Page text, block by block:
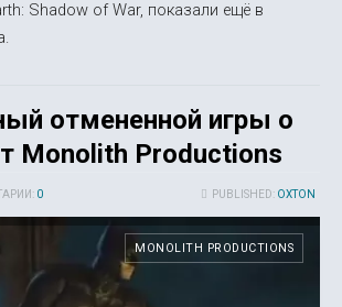
Shadow of War, показали ещё в
отмененной игры о
Monolith Productions
PUBLISHED: OXTON
0
MONOLITH PRODUCTIONS